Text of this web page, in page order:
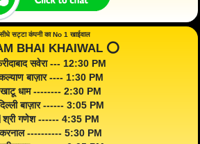
सीधे सट्टा कंपनी का No 1 खाईवाल
BHAI KHAIWAL ⭕️
सवेरा --- 12:30 PM
बाज़ार ---- 1:30 PM
धाम -------- 2:30 PM
बाज़ार ------ 3:05 PM
श्री गणेश ------ 4:35 PM
---------- 5:30 PM